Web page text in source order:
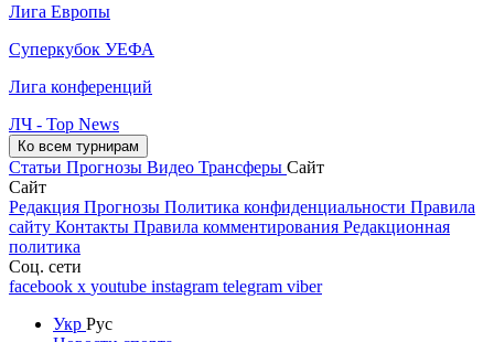
Лига Европы
Суперкубок УЕФА
Лига конференций
ЛЧ - Top News
Ко всем турнирам
Статьи Прогнозы Видео Трансферы Сайт
Сайт
Редакция Прогнозы Политика конфиденциальности Правила
сайту Контакты Правила комментирования Редакционная
политика
Соц. сети
facebook x youtube instagram telegram viber
Укр Рус